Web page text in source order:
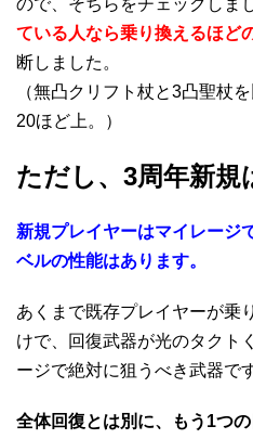
ている人なら乗り換えるほど
断しました。
（無凸クリフト杖と3凸聖杖
20ほど上。）
ただし、3周年新規
新規プレイヤーはマイレージ
ベルの性能はあります。
あくまで既存プレイヤーが乗
けで、回復武器が光のタクト
ージで絶対に狙うべき武器です
全体回復とは別に、もう1つ